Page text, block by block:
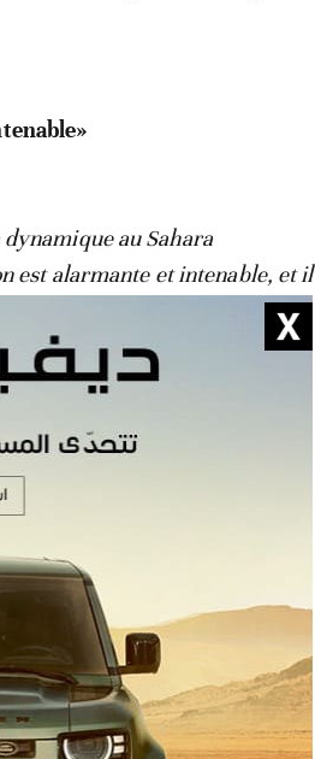
au Sahara
est alarmante et intenable, et il
nouvelle escalade
», écrit le
son envoyé personnel a eu, à
algériens, il
contexte difficile, «
on.
entérinée
référendum
bec et ongles par le